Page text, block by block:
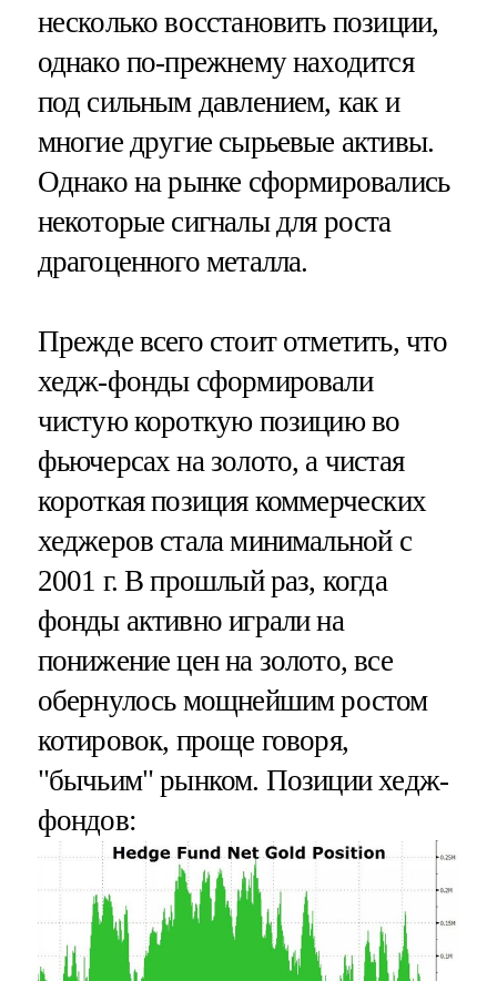
несколько восстановить позиции,
однако по-прежнему находится
под сильным давлением, как и
многие другие сырьевые активы.
Однако на рынке сформировались
некоторые сигналы для роста
драгоценного металла.
Прежде всего стоит отметить, что
хедж-фонды сформировали
чистую короткую позицию во
фьючерсах на золото, а чистая
короткая позиция коммерческих
хеджеров стала минимальной с
2001 г. В прошлый раз, когда
фонды активно играли на
понижение цен на золото, все
обернулось мощнейшим ростом
котировок, проще говоря,
"бычьим" рынком. Позиции хедж-
фондов: